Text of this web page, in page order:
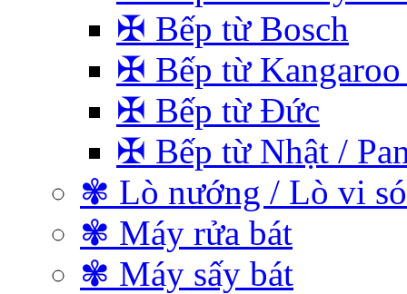
✠ Bếp từ Bosch
✠ Bếp từ Kangaroo
✠ Bếp từ Đức
✠ Bếp từ Nhật /
✾ Lò nướng / Lò vi
✾ Máy rửa bát
✾ Máy sấy bát